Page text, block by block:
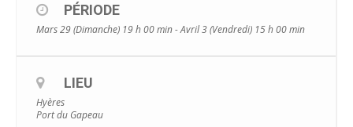
PÉRIODE
Mars 29 (Dimanche) 19 h 00 min - Avril 3 (Vendredi) 15 h 00 min
LIEU
Hyères
Port du Gapeau